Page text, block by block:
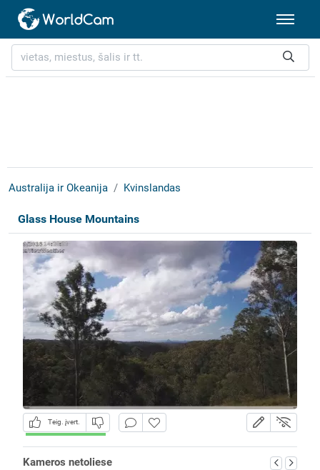
Australija ir Okeanija Kvinslandas
Glass House Mountains
Teig. įvert.
Kameros netoliese